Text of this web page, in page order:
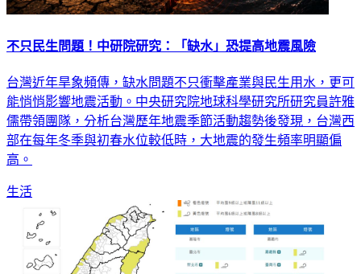
不只民生問題！中研院研究：「缺水」恐提高地震風險
台灣近年旱象頻傳，缺水問題不只衝擊產業與民生用水，更可
能悄悄影響地震活動。中央研究院地球科學研究所研究員許雅
儒帶領團隊，分析台灣歷年地震季節活動趨勢後發現，台灣西
部在每年冬季與初春水位較低時，大地震的發生頻率明顯偏
高。
生活